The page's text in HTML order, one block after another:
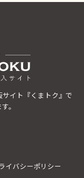
イト『くまトク』で
。
イバシーポリシー